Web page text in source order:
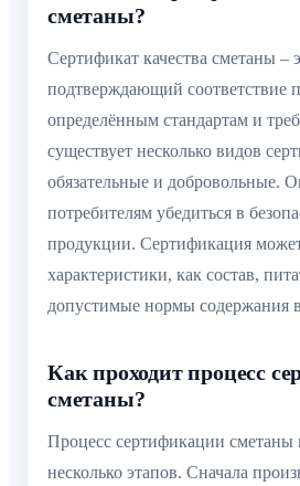
сметаны?
Сертификат качества сметаны –
подтверждающий соответствие
определённым стандартам и
существует несколько видов
обязательные и добровольные.
потребителям убедиться в
продукции. Сертификация
характеристики, как состав,
допустимые нормы содержания
Как проходит процесс
сметаны?
Процесс сертификации сметаны
несколько этапов. Сначала